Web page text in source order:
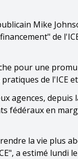
Mike
de
pour une
de l'ICE et
agences,
fédéraux en
la vie plus
a estimé lundi